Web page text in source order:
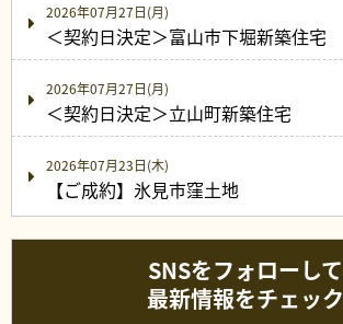
2026年07月27日(月)
＜契約日決定＞富山市下堀新築住宅
2026年07月27日(月)
＜契約日決定＞立山町新築住宅
2026年07月23日(木)
【ご成約】氷見市窪土地
SNSをフォローして
最新情報をチェック